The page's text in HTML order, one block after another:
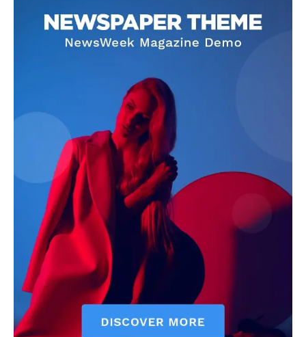
DOWNLOAD NOW
AIN NEWS 1
Contact Us
About Us
Privacy Policy
Terms of Use Agreement
Facebook
X WhatsApp
Share